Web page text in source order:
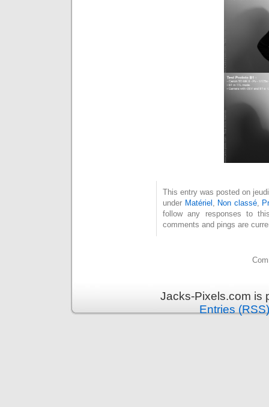
This entry was posted on
under Matériel Non classé,
follow any responses to
comments and pings are
Jacks-Pixels.com is
Entries (RSS)